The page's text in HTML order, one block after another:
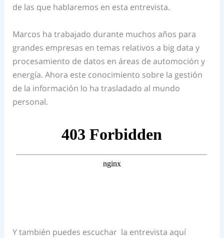
de las que hablaremos en esta entrevista.
Marcos ha trabajado durante muchos años para
grandes empresas en temas relativos a big data y
procesamiento de datos en áreas de automoción y
energía. Ahora este conocimiento sobre la gestión
de la información lo ha trasladado al mundo
personal.
Y también puedes escuchar la entrevista aquí